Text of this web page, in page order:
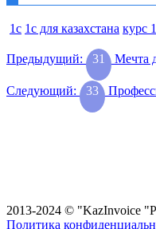
1c 1с для казахстана курс
Навигация
записям
Предыдущий: Предыдущая
запись:
31 Мечта
Следующий: Следующая
запись:
33
2013-2024 © "KazInvoice
Политика